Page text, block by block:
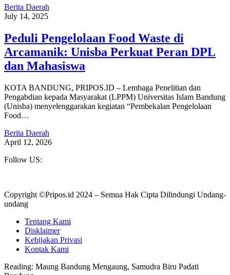
Berita Daerah
July 14, 2025
Peduli Pengelolaan Food Waste di
Arcamanik: Unisba Perkuat Peran DPL
dan Mahasiswa
KOTA BANDUNG, PRIPOS.ID – Lembaga Penelitian dan
Pengabdian kepada Masyarakat (LPPM) Universitas Islam Bandung
(Unisba) menyelenggarakan kegiatan “Pembekalan Pengelolaan
Food…
Berita Daerah
April 12, 2026
Follow US:
Copyright ©Pripos.id 2024 – Semua Hak Cipta Dilindungi Undang-
undang
Tentang Kami
Disklaimer
Kebijakan Privasi
Kontak Kami
Reading: Maung Bandung Mengaung, Samudra Biru Padati